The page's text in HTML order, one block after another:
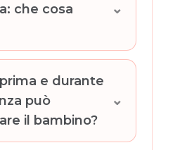
che cosa
prima e durante
può
il bambino?